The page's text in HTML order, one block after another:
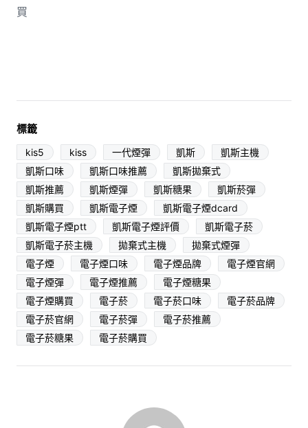
標籤
kis5 kiss 一代煙彈 凱斯
凱斯主機
凱斯口味
凱斯口味推薦
凱斯拋棄式
凱斯推薦
凱斯煙彈 凱斯糖果
凱斯菸彈
凱斯購買
凱斯電子煙
凱斯電子煙dcard
凱斯電子煙ptt
凱斯電子煙評價
凱斯電子菸
凱斯電子菸主機
拋棄式主機
拋棄式煙彈
電子煙
電子煙口味 電子煙品牌
電子煙官網
電子煙彈
電子煙推薦
電子煙糖果
電子煙購買
電子菸 電子菸口味
電子菸品牌
電子菸官網
電子菸彈
電子菸推薦
電子菸糖果
電子菸購買